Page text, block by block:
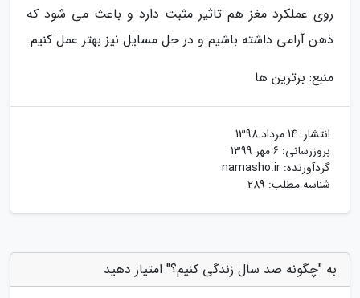
روی عملکرد مغز هم تاثیر مثبت دارد و باعث می شود که
ذهن آرامی داشته باشیم و در حل مسایل نیز بهتر عمل کنیم.
منبع: برترین ها
انتشار: 14 مرداد 1398
بروزرسانی: 6 مهر 1399
گردآورنده: namasho.ir
شناسه مطلب: 289
به "چگونه صد سال زندگی کنیم؟" امتیاز دهید